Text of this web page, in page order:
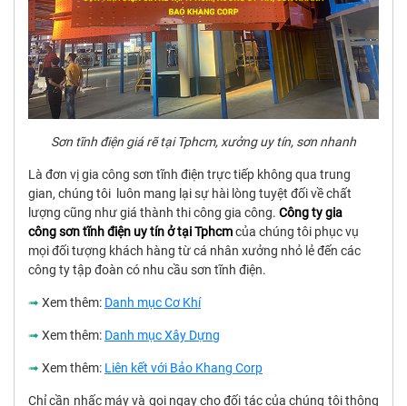
Sơn tĩnh điện giá rẽ tại Tphcm, xưởng uy tín, sơn nhanh
Là đơn vị gia công sơn tĩnh điện trực tiếp không qua trung
gian, chúng tôi luôn mang lại sự hài lòng tuyệt đối về chất
lượng cũng như giá thành thi công gia công. Công ty gia
công sơn tĩnh điện uy tín ở tại Tphcmcủa chúng tôi phục vụ
mọi đối tượng khách hàng từ cá nhân xưởng nhỏ lẻ đến các
công ty tập đoàn có nhu cầu sơn tĩnh điện.
➟ Xem thêm: Danh mục Cơ Khí
➟ Xem thêm: Danh mục Xây Dựng
➟ Xem thêm: Liên kết với Bảo Khang Corp
Chỉ cần nhấc máy và gọi ngay cho đối tác của chúng tôi thông